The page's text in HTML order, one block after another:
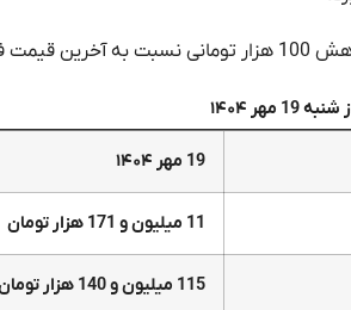
۱۴۰۴
19 مهر ۱۴۰۴
11 میلیون و 171 هزار تومان
115 میلیون و 140 هزار تومان